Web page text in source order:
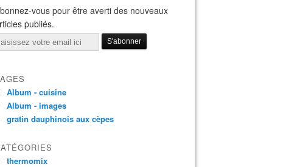
vous pour être averti des nouveaux
publiés.
Album - cuisine
Album - images
gratin dauphinois aux cèpes
thermomix